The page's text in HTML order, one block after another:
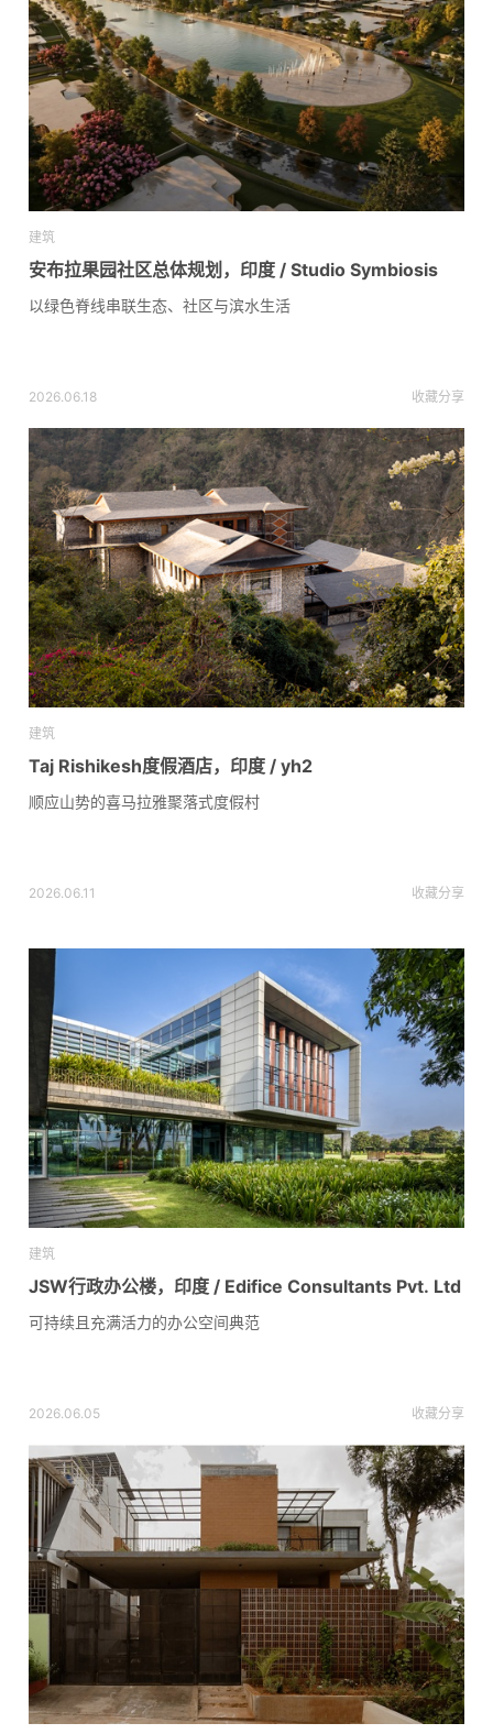
建筑
安布拉果园社区总体规划，印度 / Studio Symbiosis
以绿色脊线串联生态、社区与滨水生活
2026.06.18 收藏分享
建筑
Taj Rishikesh度假酒店，印度 / yh2
顺应山势的喜马拉雅聚落式度假村
2026.06.11 收藏分享
建筑
JSW行政办公楼，印度 / Edifice Consultants Pvt. Ltd
可持续且充满活力的办公空间典范
2026.06.05 收藏分享